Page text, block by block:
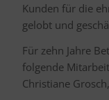
Kunden für die
gelobt und
Für zehn Jahre
folgende
Christiane